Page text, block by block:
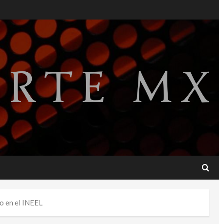
en el INEEL
2
tras autolesionarse en vivo
por TikTok en Miami
agosto 6, 2026
3
Deportes Nacional
Aficionado encara a Mikel
Arriola en vuelo y exige
regreso del ascenso
agosto 6, 2026
nuevo hospital en
agosto 6, 2026
colonias de Tijuana